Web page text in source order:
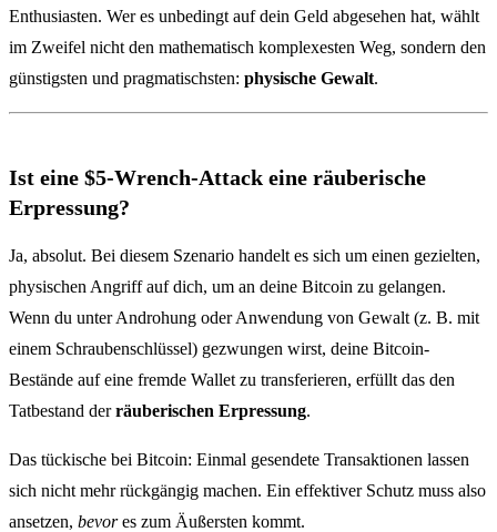
Enthusiasten. Wer es unbedingt auf dein Geld abgesehen hat, wählt
im Zweifel nicht den mathematisch komplexesten Weg, sondern den
günstigsten und pragmatischsten: physische Gewalt.
Ist eine $5-Wrench-Attack eine räuberische
Erpressung?
Ja, absolut. Bei diesem Szenario handelt es sich um einen gezielten,
physischen Angriff auf dich, um an deine Bitcoin zu gelangen.
Wenn du unter Androhung oder Anwendung von Gewalt (z. B. mit
einem Schraubenschlüssel) gezwungen wirst, deine Bitcoin-
Bestände auf eine fremde Wallet zu transferieren, erfüllt das den
Tatbestand derräuberischen Erpressung.
Das tückische bei Bitcoin: Einmal gesendete Transaktionen lassen
sich nicht mehr rückgängig machen. Ein effektiver Schutz muss also
ansetzen, bevores zum Äußersten kommt.